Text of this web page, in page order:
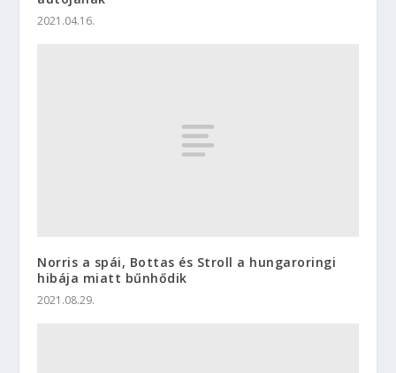
2021.04.16.
Norris a spái, Bottas és Stroll a hungaroringi
hibája miatt bűnhődik
2021.08.29.